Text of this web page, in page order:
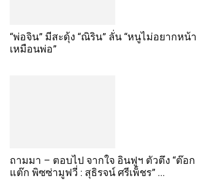
“พ่อจิน” มีสะดุ้ง “ณิริน” ลั่น “หนูไม่อยากหน้า
เหมือนพ่อ”
ถามมา – ตอบไป จากใจ อินฟูฯ ตัวตึง “ต๊อก
แต๊ก พิซซ่ามูฟวี่ : สุธิรจน์ ศรีเพ็ชร” ...